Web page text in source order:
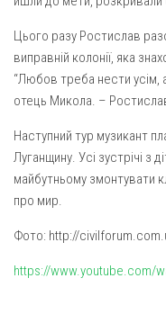
Свято-
Введення у
Вознесіння
Пророка Іллі
Св. Апостола
Св. Миколая
Цього разу Ростислав
виправній колонії, яка
“Любов треба нести
отець Микола. –
Наступний тур музикант
Луганщину. Усі зустрічі з
майбутньому змонтувати
про мир.
Фото: http://
https://www.youtube.com/